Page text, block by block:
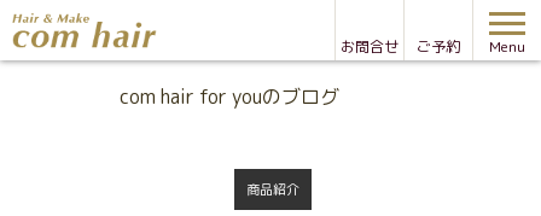
お問合せ ご予約 Menu
com hair for youのブログ
商品紹介